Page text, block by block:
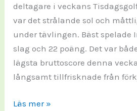
deltagare i veckans
var det strålande sol och
under tävlingen. Bäst spelade
slag och 22 poäng. Det var
lägsta bruttoscore denna
långsamt tillfrisknade från
TISDAGSGOLFEN
Läs mer »